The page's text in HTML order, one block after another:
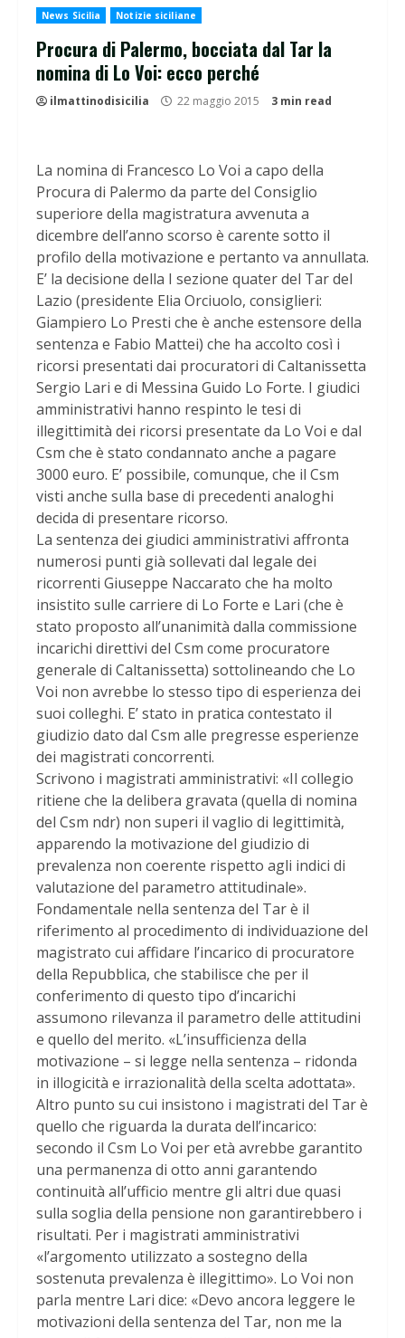
News Sicilia Notizie siciliane
Procura di Palermo, bocciata dal Tar la
nomina di Lo Voi: ecco perché
ilmattinodisicilia 22 maggio 2015 3 min read
La nomina di Francesco Lo Voi a capo della
Procura di Palermo da parte del Consiglio
superiore della magistratura avvenuta a
dicembre dell’anno scorso è carente sotto il
profilo della motivazione e pertanto va annullata.
E’ la decisione della I sezione quater del Tar del
Lazio (presidente Elia Orciuolo, consiglieri:
Giampiero Lo Presti che è anche estensore della
sentenza e Fabio Mattei) che ha accolto così i
ricorsi presentati dai procuratori di Caltanissetta
Sergio Lari e di Messina Guido Lo Forte. I giudici
amministrativi hanno respinto le tesi di
illegittimità dei ricorsi presentate da Lo Voi e dal
Csm che è stato condannato anche a pagare
3000 euro. E’ possibile, comunque, che il Csm
visti anche sulla base di precedenti analoghi
decida di presentare ricorso.
La sentenza dei giudici amministrativi affronta
numerosi punti già sollevati dal legale dei
ricorrenti Giuseppe Naccarato che ha molto
insistito sulle carriere di Lo Forte e Lari (che è
stato proposto all’unanimità dalla commissione
incarichi direttivi del Csm come procuratore
generale di Caltanissetta) sottolineando che Lo
Voi non avrebbe lo stesso tipo di esperienza dei
suoi colleghi. E’ stato in pratica contestato il
giudizio dato dal Csm alle pregresse esperienze
dei magistrati concorrenti.
Scrivono i magistrati amministrativi: «Il collegio
ritiene che la delibera gravata (quella di nomina
del Csm ndr) non superi il vaglio di legittimità,
apparendo la motivazione del giudizio di
prevalenza non coerente rispetto agli indici di
valutazione del parametro attitudinale».
Fondamentale nella sentenza del Tar è il
riferimento al procedimento di individuazione del
magistrato cui affidare l’incarico di procuratore
della Repubblica, che stabilisce che per il
conferimento di questo tipo d’incarichi
assumono rilevanza il parametro delle attitudini
e quello del merito. «L’insufficienza della
motivazione – si legge nella sentenza – ridonda
in illogicità e irrazionalità della scelta adottata».
Altro punto su cui insistono i magistrati del Tar è
quello che riguarda la durata dell’incarico:
secondo il Csm Lo Voi per età avrebbe garantito
una permanenza di otto anni garantendo
continuità all’ufficio mentre gli altri due quasi
sulla soglia della pensione non garantirebbero i
risultati. Per i magistrati amministrativi
«l’argomento utilizzato a sostegno della
sostenuta prevalenza è illegittimo». Lo Voi non
parla mentre Lari dice: «Devo ancora leggere le
motivazioni della sentenza del Tar, non me la